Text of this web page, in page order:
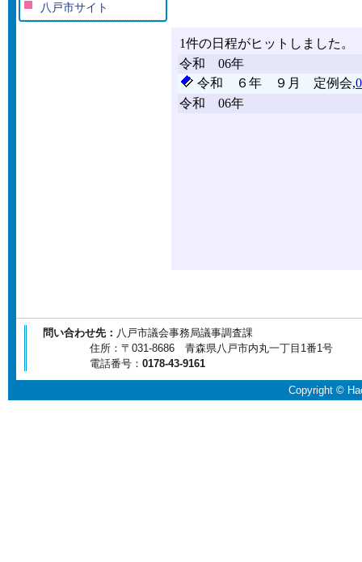
八戸市サイト
問い合わせ先： 八戸市議会事務局議事調査課
住所：〒031-8686 青森県八戸市内丸一丁目1番1号
電話番号： 0178-43-9161
Copyright ©